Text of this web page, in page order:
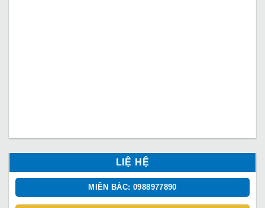
LIỆ HỆ
MIỀN BẮC: 0988977890